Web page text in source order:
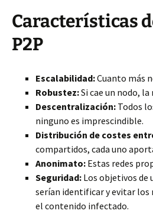
Características
P2P
Escalabilidad:Cuanto más
Robustez:Si cae un nodo,
Descentralización: Todos
ninguno es imprescindible.
Distribución de costes
compartidos, cada uno
Anonimato: Estas redes
Seguridad: Los objetivos de
serían identificar y evitar los
el contenido infectado.